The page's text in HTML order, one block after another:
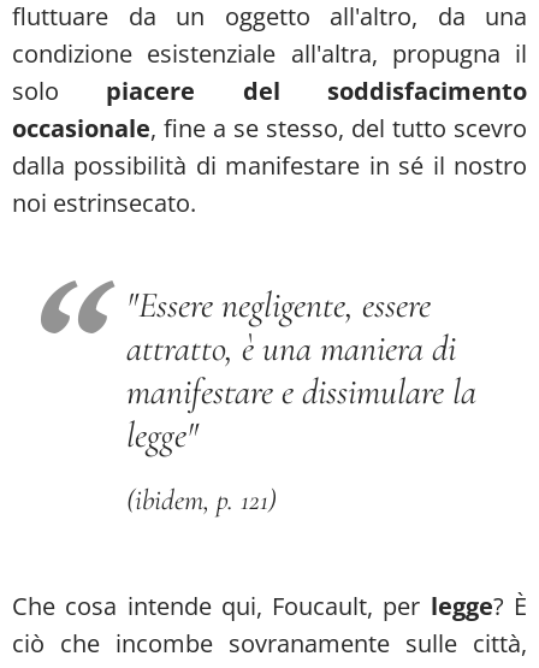
fluttuare da un oggetto all'altro, da una
condizione esistenziale all'altra, propugna il
solo piacere del soddisfacimento
occasionale, fine a se stesso, del tutto scevro
dalla possibilità di manifestare in sé il nostro
noi estrinsecato.
"Essere negligente, essere
attratto, è una maniera di
manifestare e dissimulare la
legge"
(ibidem, p. 121)
Che cosa intende qui, Foucault, per legge? È
ciò che incombe sovranamente sulle città,